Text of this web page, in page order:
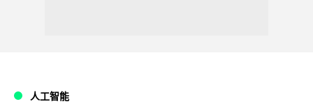
人工智能